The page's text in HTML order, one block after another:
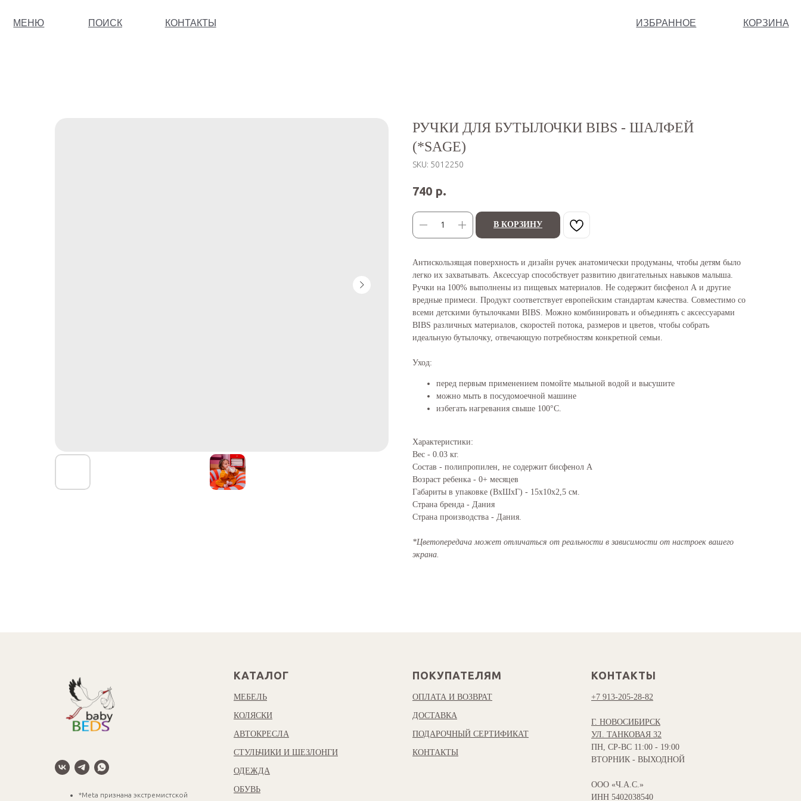
КОРЗИНА
КОНТАКТЫ
ПОИСК
МЕНЮ
РУЧКИ ДЛЯ БУТЫЛОЧКИ BIBS - ШАЛФЕЙ
(*SAGE)
SKU: 5012250
740 р.
В КОРЗИНУ
Антискользящая поверхность и дизайн ручек анатомически продуманы, чтобы детям было
легко их захватывать. Аксессуар способствует развитию двигательных навыков малыша.
Ручки на 100% выполнены из пищевых материалов. Не содержит бисфенол А и другие
вредные примеси. Продукт соответствует европейским стандартам качества. Совместимо со
всеми детскими бутылочками BIBS. Можно комбинировать и объединять с аксессуарами
BIBS различных материалов, скоростей потока, размеров и цветов, чтобы собрать
идеальную бутылочку, отвечающую потребностям конкретной семьи.
Уход:
перед первым применением помойте мыльной водой и высушите
можно мыть в посудомоечной машине
избегать нагревания свыше 100°C.
Характеристики:
Вес - 0.03 кг.
Состав - полипропилен, не содержит бисфенол A
Возраст ребенка - 0+ месяцев
Габариты в упаковке (ВхШхГ) - 15x10x2,5 см.
Страна бренда - Дания
Страна производства - Дания.
*Цветопередача может отличаться от реальности в зависимости от настроек вашего
экрана.
*Meta признана экстремистской
КАТАЛОГ
МЕБЕЛЬ
КОЛЯСКИ
АВТОКРЕСЛА
СТУЛЬЧИКИ И ШЕЗЛОНГИ
ОДЕЖДА
ОБУВЬ
ПОКУПАТЕЛЯМ
ОПЛАТА И ВОЗВРАТ
ДОСТАВКА
ПОДАРОЧНЫЙ СЕРТИФИКАТ
КОНТАКТЫ
КОНТАКТЫ
+7 913-205-28-82
Г. НОВОСИБИРСК
УЛ. ТАНКОВАЯ 32
ПН, СР-ВС 11:00 - 19:00
ВТОРНИК - ВЫХОДНОЙ
ООО «Ч.А.С.»
ИНН 5402038540